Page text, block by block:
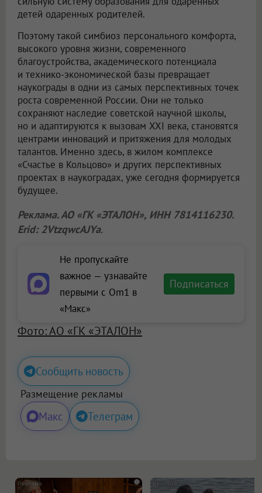
детей одаренных родителей.
Поэтому такой симбиоз персонального комфорта,
высокого уровня жизни, современного
благоустройства, академического потенциала
и технико-экономической базы превращает
наукограды в одни из самых перспективных точек
роста современной России. Они не только
сохраняют наследие советской научной школы,
но и адаптируются к вызовам XXI века, становятся
центрами инноваций и притяжения для молодых
талантов. Именно здесь, в жилом комплексе
«Счастье в Кольцово» и других перспективных
проектах в наукоградах, уже сегодня формируется
будущее.
Реклама. АО «ГК «ЭТАЛОН», ИНН 7814116230.
Erid: 2VtzqwcAJYa.
Не пропускайте
важное — узнавайте
первыми с Om1 в
«Макс»
Подписаться
Фото: АО «ГК «ЭТАЛОН»
Сообщить новость
Размещение рекламы
Макс Телеграм
i